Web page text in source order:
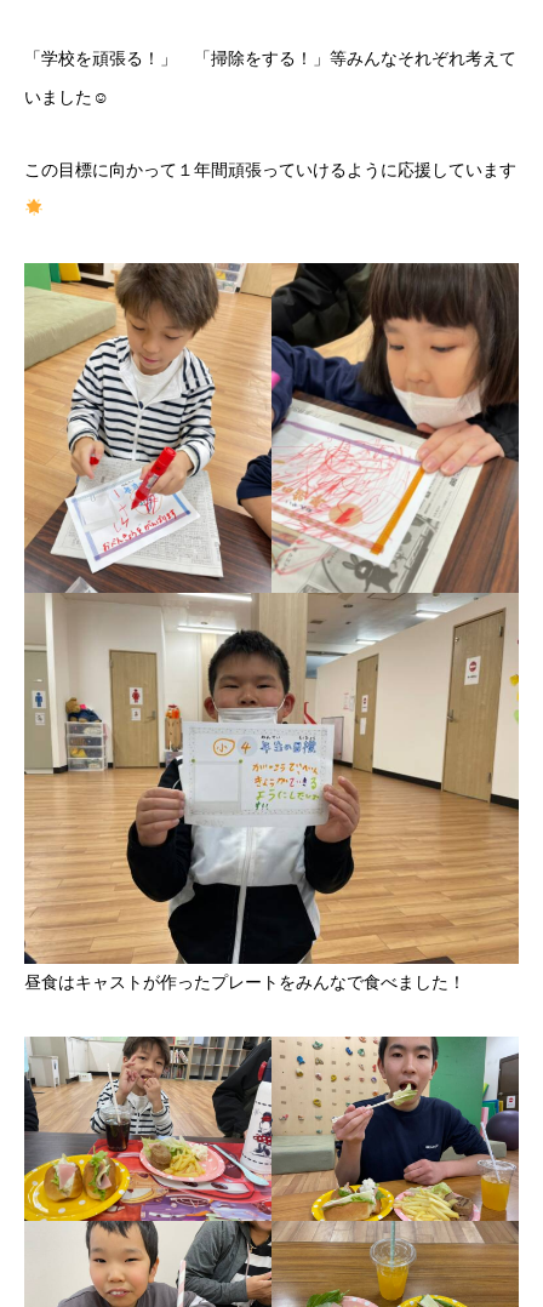
「学校を頑張る！」 「掃除をする！」等みんなそれぞれ考えて
いました☺
この目標に向かって１年間頑張っていけるように応援しています
昼食はキャストが作ったプレートをみんなで食べました！